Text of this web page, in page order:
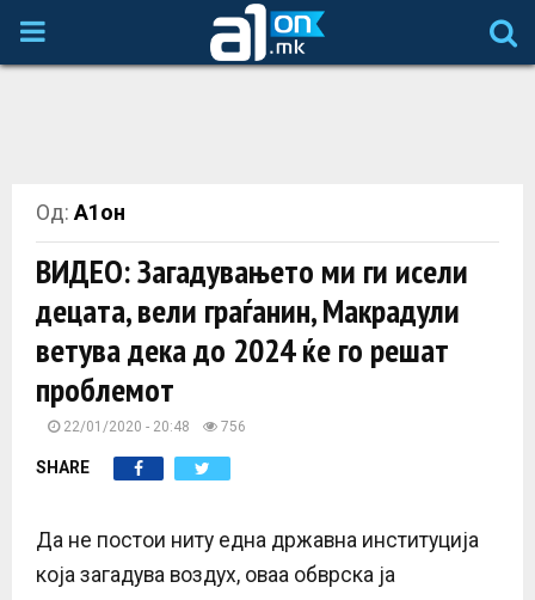
P
M
A
R
M
Од: А1он
ВИДЕО: Загадувањето ми ги исели
децата, вели граѓанин, Макрадули
ветува дека до 2024 ќе го решат
проблемот
22/01/2020 - 20:48 756
SHARE
Да не постои ниту една државна институција
која загадува воздух, оваа обврска ја